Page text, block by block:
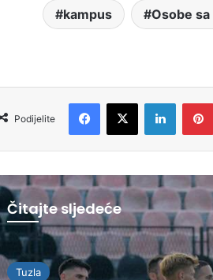
kampus Osobe
Podijelite
Čitajte sljedeće
Tuzla